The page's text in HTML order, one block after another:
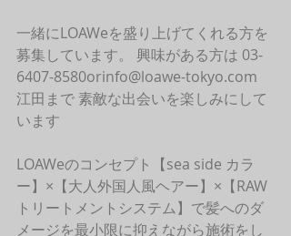
一緒にLOAWeを盛り上げてくれる方を
募集しています。 興味がある方は 03-
6407-8580orinfo@loawe-tokyo.com
江田まで 素敵な出会いを楽しみにして
います
LOAWeのコンセプト【sea side カラ
ー】×【大人外国人風ヘアー】×【RAW
トリートメントシステム】で髪へのダ
メージを最小限に抑えながら施術をし